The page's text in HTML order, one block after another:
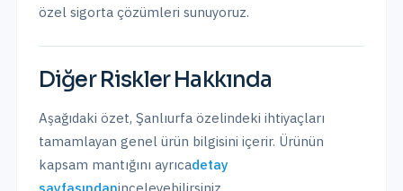
özel sigorta çözümleri sunuyoruz.
Diğer RisklerHakkında
Aşağıdaki özet, Şanlıurfa özelindeki ihtiyaçları
tamamlayan genel ürün bilgisini içerir. Ürünün
kapsam mantığını ayrıcadetay